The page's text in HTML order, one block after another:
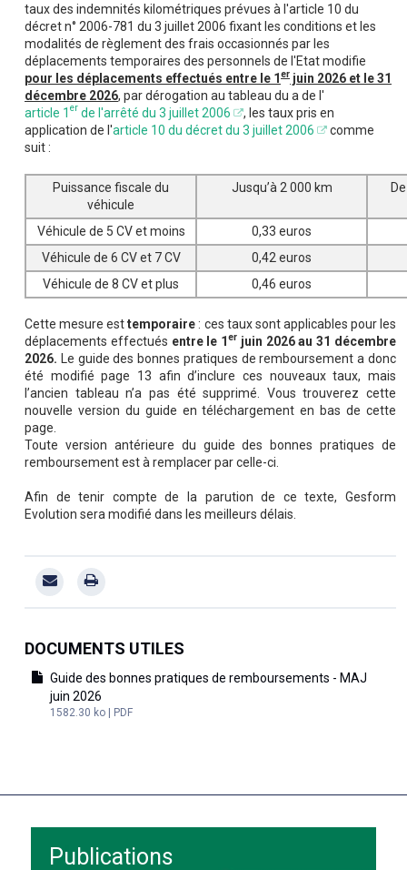
taux des indemnités kilométriques prévues à l'article 10 du
décret n° 2006-781 du 3 juillet 2006 fixant les conditions et les
modalités de règlement des frais occasionnés par les
déplacements temporaires des personnels de l'Etat modifie
pour les déplacements effectués entre le 1er juin 2026 et le 31
décembre 2026, par dérogation au tableau du a de l'
article 1 er de l'arrêté du 3 juillet 2006
, les taux pris en
application de l'article 10 du décret du 3 juillet 2006
comme
suit :
Puissance fiscale du
véhicule
Jusqu’à 2 000 km
Véhicule de 5 CV et moins
0,33 euros
Véhicule de 6 CV et 7 CV
0,42 euros
Véhicule de 8 CV et plus
0,46 euros
Cette mesure esttemporaire : ces taux sont applicables pour les
déplacements effectués entre le 1er juin 2026 au 31 décembre
2026. Le guide des bonnes pratiques de remboursement a donc
été modifié page 13 afin d’inclure ces nouveaux taux, mais
l’ancien tableau n’a pas été supprimé. Vous trouverez cette
nouvelle version du guide en téléchargement en bas de cette
page.
Toute version antérieure du guide des bonnes pratiques de
remboursement est à remplacer par celle-ci.
Afin de tenir compte de la parution de ce texte, Gesform
Evolution sera modifié dans les meilleurs délais.
DOCUMENTS UTILES
Guide des bonnes pratiques de remboursements - MAJ
juin 2026
1582.30 ko | PDF
Publications